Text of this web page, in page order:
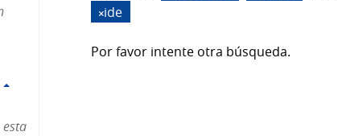
ide
Por favor intente otra búsqueda.